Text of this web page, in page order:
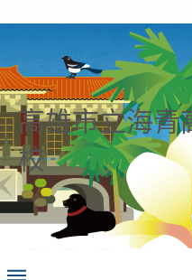
高雄市立海青
校